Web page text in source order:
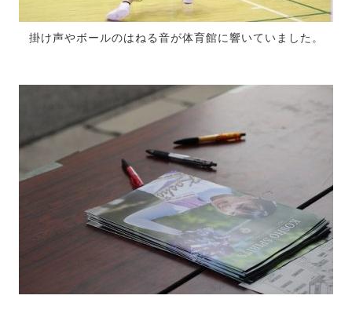
掛け声やボールのはねる音が体育館に響いていました。